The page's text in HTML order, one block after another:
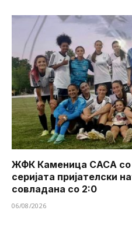
ЖФК Каменица САСА со
серијата пријателски
совладана со 2:0
06/08/2026